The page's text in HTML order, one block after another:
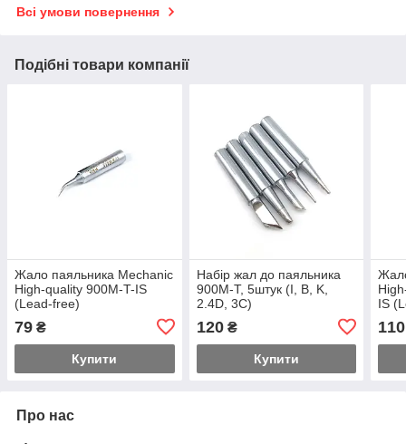
Всі умови повернення
Подібні товари компанії
Жало паяльника Mechanic
High-quality 900M-T-IS
(Lead-free)
79 ₴
Купити
Набір жал до паяльника
900M-T, 5штук (I, B, K,
2.4D, 3C)
120₴
Купити
IS
110
Про нас